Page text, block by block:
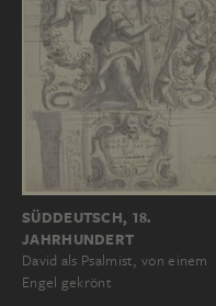
SÜDDEUTSCH, 18.
JAHRHUNDERT
David als Psalmist, von einem
Engel gekrönt